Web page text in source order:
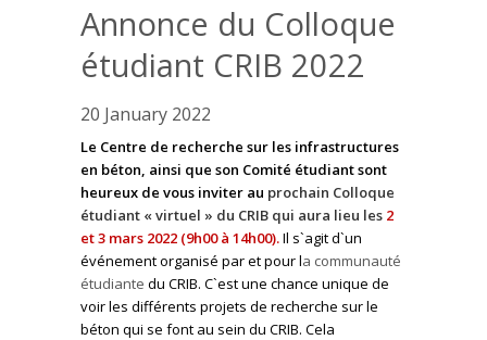
Annonce du Colloque
étudiant CRIB 2022
20 January 2022
Le Centre de recherche sur les infrastructures
en béton, ainsi que son Comité étudiant sont
heureux de vous inviter au prochain Colloque
étudiant « virtuel » du CRIB qui aura lieu les 2
et 3 mars 2022 (9h00 à 14h00).Il s`agit d`un
événement organisé par et pour la communauté
étudiante du CRIB. C`est une chance unique de
voir les différents projets de recherche sur le
béton qui se font au sein du CRIB. Cela